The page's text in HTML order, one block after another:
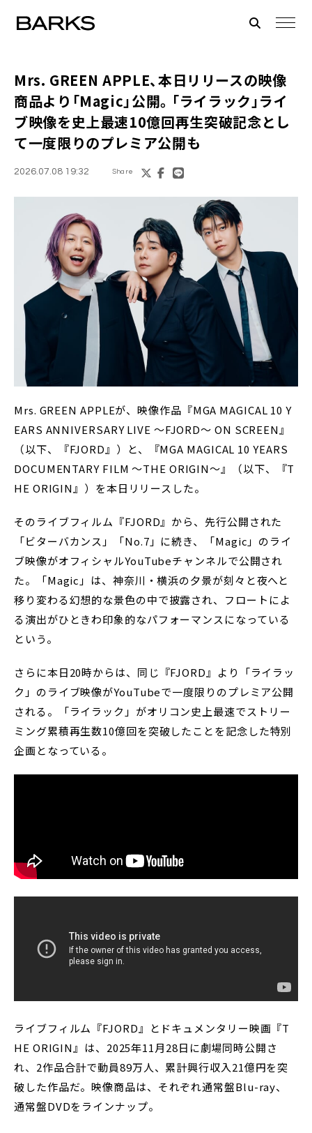
Mrs. GREEN APPLE、本日リリースの映像
商品より「Magic」公開。「ライラック」ライ
ブ映像を史上最速10億回再生突破記念とし
て一度限りのプレミア公開も
2026.07.08 19:32 Share
Mrs. GREEN APPLEが、映像作品『MGA MAGICAL 10 Y
EARS ANNIVERSARY LIVE ～FJORD～ ON SCREEN』
（以下、『FJORD』）と、『MGA MAGICAL 10 YEARS
DOCUMENTARY FILM ～THE ORIGIN～』（以下、『T
HE ORIGIN』）を本日リリースした。
そのライブフィルム『FJORD』から、先行公開された
「ビターバカンス」「No.7」に続き、「Magic」のライ
ブ映像がオフィシャルYouTubeチャンネルで公開され
た。「Magic」は、神奈川・横浜の夕景が刻々と夜へと
移り変わる幻想的な景色の中で披露され、フロートによ
る演出がひときわ印象的なパフォーマンスになっている
という。
さらに本日20時からは、同じ『FJORD』より「ライラッ
ク」のライブ映像がYouTubeで一度限りのプレミア公開
される。「ライラック」がオリコン史上最速でストリー
ミング累積再生数10億回を突破したことを記念した特別
企画となっている。
ライブフィルム『FJORD』とドキュメンタリー映画『T
HE ORIGIN』は、2025年11月28日に劇場同時公開さ
れ、2作品合計で動員89万人、累計興行収入21億円を突
破した作品だ。映像商品は、それぞれ通常盤Blu-ray、
通常盤DVDをラインナップ。